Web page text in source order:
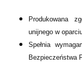
Produkowana
unijnego w
Spełnia
Bezpieczeństwa